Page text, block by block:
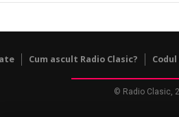
Cum ascult Radio Clasic?
© Radio Clasic,